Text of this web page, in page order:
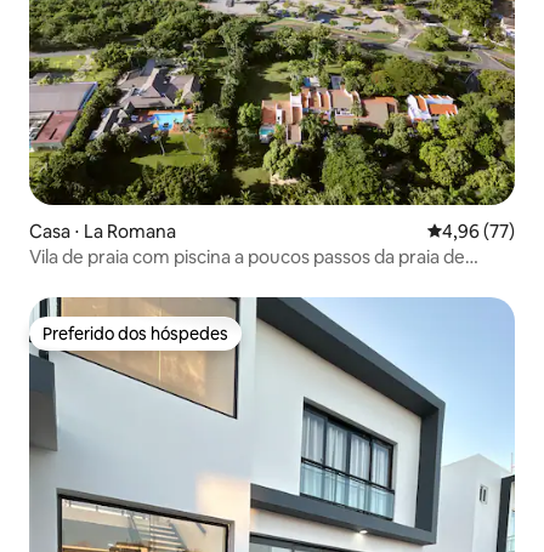
Casa ⋅ La Romana 4,96 de uma
4,96 (77)
Vila de praia com piscina a poucos passos da praia de
Preferido dos hóspedes
Preferido dos hóspedes